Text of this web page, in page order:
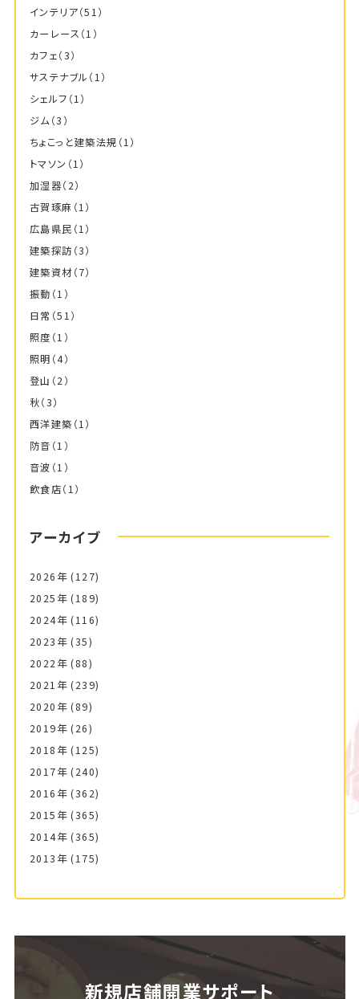
インテリア（51）
カーレース （1）
カフェ（3）
サステナブル （1）
シェルフ （1）
ジム （3）
ちょこっと建築法規 （1）
トマソン （1）
加湿器（2）
古賀琢麻 （1）
広島県民 （1）
建築探訪 （3）
建築資材（7）
振動 （1）
日常 （51）
照度 （1）
照明 （4）
登山 （2）
秋（3）
西洋建築 （1）
防音 （1）
音波 （1）
飲食店（1）
アーカイブ
2026年 (127)
2025年 (189)
2024年 (116)
2023年 (35)
2022年 (88)
2021年 (239)
2020年 (89)
2019年 (26)
2018年 (125)
2017年 (240)
2016年 (362)
2015年 (365)
2014年 (365)
2013年 (175)
新規店舗開業サポート